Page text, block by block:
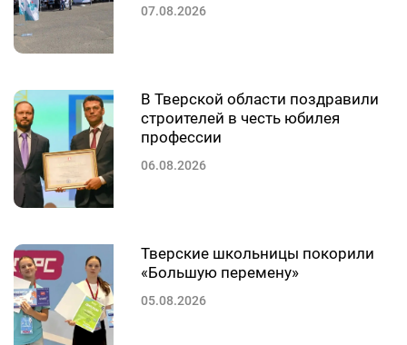
07.08.2026
В Тверской области поздравили
строителей в честь юбилея
профессии
06.08.2026
Тверские школьницы покорили
«Большую перемену»
05.08.2026